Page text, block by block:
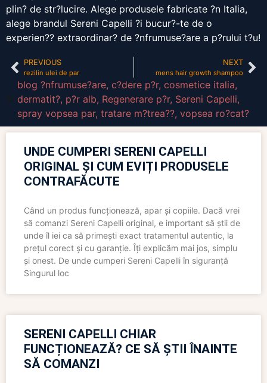
plin? de str?lucire. Alege produsele fabricate ?n Italia,
alege brandul Sereni Capelli ?i bucur?-te de o
experien?? extraordinar? de ?nfrumuse?are a p?rului t?u!
PREVIOUS
rezilin ulei de par
NEXT
mens hair growth shampoo
blog ?nfrumuse?are, c?dere p?r, cosmetice italia,
dermatit?, p?r alb, Regenerare p?r, Sereni Capelli,
spray vopsea par, tratare m?trea??, vopsea ro?cat?
UNDE CUMPERI SERENI CAPELLI
ORIGINAL ȘI CUM EVIȚI PRODUSELE
CONTRAFĂCUTE
Când un produs funcționează, apar și copiile. Dacă vrei
să comanzi Sereni Capelli original, e important să știi de
unde îl iei ca să primești exact tratamentul autentic, la
prețul corect și cu garanție. Îți explicăm mai jos, simplu
și onest. De unde cumperi Sereni Capelli în siguranță
Singurul loc
SERENI CAPELLI CHIAR
FUNCȚIONEAZĂ? CE SĂ ȘTII ÎNAINTE
SĂ COMANZI